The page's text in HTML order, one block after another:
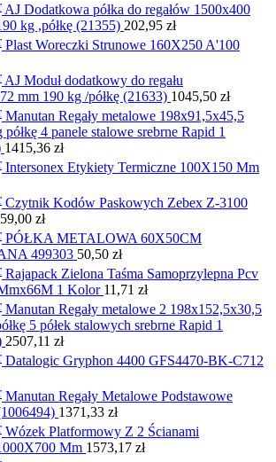
AJ Dodatkowa półka do regałów 1500x400
kg ,półkę (21355) 202,95 zł
Plast Woreczki Strunowe 160X250 A'100
AJ Moduł dodatkowy do regału
mm 190 kg /półkę (21633) 1045,50 zł
Manutan Regały metalowe 198x91,5x45,5
4 panele stalowe srebrne Rapid 1
1415,36 zł
Intersonex Etykiety Termiczne 100X150 Mm
Czytnik Kodów Paskowych Zebex Z-3100
zł
PÓŁKA METALOWA 60X50CM
499303 50,50 zł
Rajapack Zielona Taśma Samoprzylepna Pcv
1 Kolor 11,71 zł
Manutan Regały metalowe 2 198x152,5x30,5
5 półek stalowych srebrne Rapid 1
2507,11 zł
Datalogic Gryphon 4400 GFS4470-BK-C712
Manutan Regały Metalowe Podstawowe
1371,33 zł
Wózek Platformowy Z 2 Ścianami
Mm 1573,17 zł